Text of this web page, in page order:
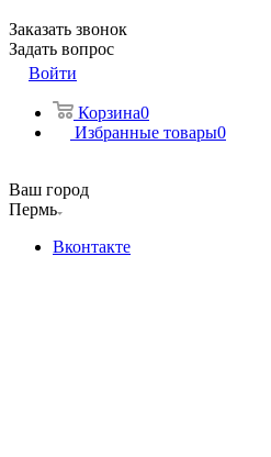
Заказать звонок
Задать вопрос
Войти
Корзина0
Избранные товары0
Ваш город
Пермь
Вконтакте